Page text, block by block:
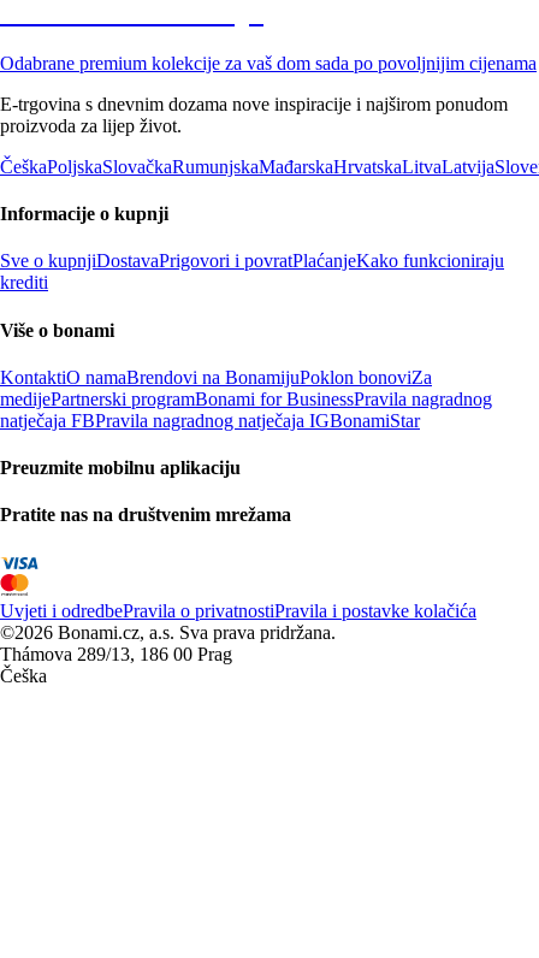
Odabrane premium kolekcije za vaš dom sada po povoljnijim cijenama
E-trgovina s dnevnim dozama nove inspiracije i najširom ponudom
proizvoda za lijep život.
ČeškaPoljskaSlovačkaRumunjskaMađarskaHrvatskaLitvaLatvija
Informacije o kupnji
Sve o kupnjiDostavaPrigovori i povratPlaćanjeKako funkcioniraju
krediti
Više o bonami
KontaktiO namaBrendovi na BonamijuPoklon bonoviZa
medijePartnerski programBonami for BusinessPravila nagradnog
natječaja FBPravila nagradnog natječaja IGBonamiStar
Preuzmite mobilnu aplikaciju
Pratite nas na društvenim mrežama
Uvjeti i odredbePravila o privatnostiPravila i postavke kolačića
©2026 Bonami.cz, a.s. Sva prava pridržana.
Thámova 289/13, 186 00 Prag
Češka